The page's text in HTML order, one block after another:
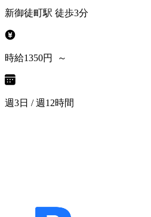
新御徒町駅 徒歩3分
時給1350円 ～
週3日 / 週12時間